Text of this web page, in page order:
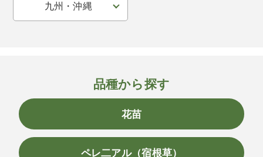
九州・沖縄
品種から探す
花苗
ペレ二アル（宿根草）